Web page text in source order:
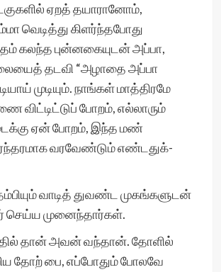
ஏறத் தயாரானோம்,
வெடித்து கிளர்ந்தபோது
கலந்த புன்னகையுடன் அப்பா,
தடவி “அழாதை அப்பா
முடியும். நாங்கள் மாத்திரமே
போறம், எல்லாரும்
ஏன் போறம், இந்த மண்
வரவேண்டும் எண்டதுக்-
வாடித் துவண்ட முகங்களுடன்
செய்ய முனைந்தார்கள்.
தான் அவன் வந்தான். தோளில்
தோற் பை, எப்போதும் போலவே